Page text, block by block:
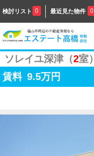
検討リスト 0 最近見た物件 0
ソレイユ深津（2室）
賃料 9.5万円